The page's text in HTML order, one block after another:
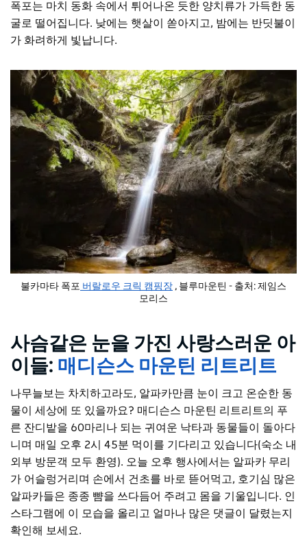
폭포는 마치 동화 속에서 튀어나온 듯한 양치류가 가득한 동
굴로 떨어집니다. 낮에는 햇살이 쏟아지고, 밤에는 반딧불이
가 화려하게 빛납니다.
불카마타 폭포 버랄로우 크릭 캠핑장 , 블루마운틴 - 출처: 제임스
모리스
사슴같은 눈을 가진 사랑스러운 아
이들: 매디슨스 마운틴 리트리트
나무늘보는 차치하고라도, 알파카만큼 눈이 크고 온순한 동
물이 세상에 또 있을까요? 매디슨스 마운틴 리트리트의 푸
른 잔디밭을 60마리나 되는 귀여운 낙타과 동물들이 돌아다
니며 매일 오후 2시 45분 먹이를 기다리고 있습니다(숙소 내
외부 방문객 모두 환영). 오늘 오후 행사에서는 알파카 무리
가 어슬렁거리며 손에서 건초를 바로 뜯어먹고, 호기심 많은
알파카들은 종종 뺨을 쓰다듬어 주려고 몸을 기울입니다. 인
스타그램에 이 모습을 올리고 얼마나 많은 댓글이 달렸는지
확인해 보세요.